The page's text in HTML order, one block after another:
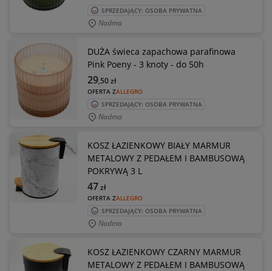
SPRZEDAJĄCY: OSOBA PRYWATNA
Nadma
DUŻA świeca zapachowa parafinowa
Pink Poeny - 3 knoty - do 50h
OFERTA ZALLEGRO
29,50zł
SPRZEDAJĄCY: OSOBA PRYWATNA
Nadma
KOSZ ŁAZIENKOWY BIAŁY MARMUR
METALOWY Z PEDAŁEM I BAMBUSOWĄ
POKRYWĄ 3 L
OFERTA ZALLEGRO
47zł
SPRZEDAJĄCY: OSOBA PRYWATNA
Nadma
KOSZ ŁAZIENKOWY CZARNY MARMUR
METALOWY Z PEDAŁEM I BAMBUSOWĄ